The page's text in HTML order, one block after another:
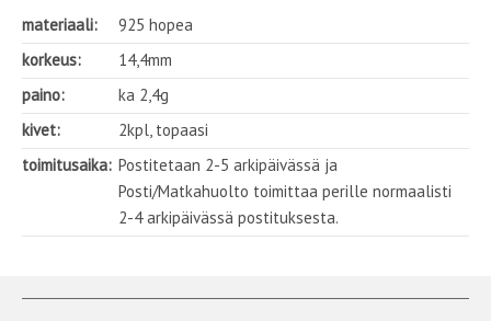
materiaali:
925 hopea
korkeus:
14,4mm
paino:
ka 2,4g
kivet:
2kpl, topaasi
toimitusaika: Postitetaan 2-5 arkipäivässä ja
Posti/Matkahuolto toimittaa perille normaalisti
2-4 arkipäivässä postituksesta.